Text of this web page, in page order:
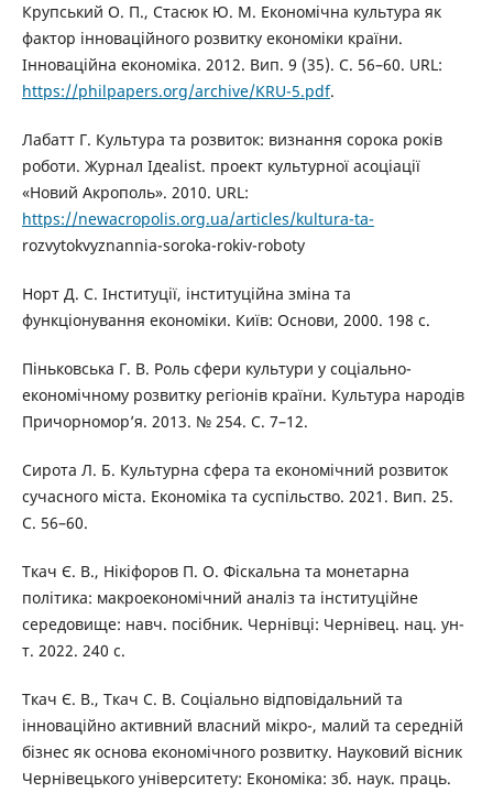
Крупський О. П., Стасюк Ю. М. Економічна культура як
фактор інноваційного розвитку економіки країни.
Інноваційна економіка. 2012. Вип. 9 (35). С. 56–60. URL:
https://philpapers.org/archive/KRU-5.pdf.
Лабатт Г. Культура та розвиток: визнання сорока років
роботи. Журнал Ідеаlist. проект культурної асоціації
«Новий Акрополь». 2010. URL:
https://newacropolis.org.ua/articles/kultura-ta-
rozvytokvyznannia-soroka-rokiv-roboty
Норт Д. С. Інституції, інституційна зміна та
функціонування економіки. Київ: Основи, 2000. 198 с.
Піньковська Г. В. Роль сфери культури у соціально-
економічному розвитку регіонів країни. Культура народів
Причорномор’я. 2013. № 254. С. 7–12.
Сирота Л. Б. Культурна сфера та економічний розвиток
сучасного міста. Економіка та суспільство. 2021. Вип. 25.
С. 56–60.
Ткач Є. В., Нікіфоров П. О. Фіскальна та монетарна
політика: макроекономічний аналіз та інституційне
середовище: навч. посібник. Чернівці: Чернівец. нац. ун-
т. 2022. 240 с.
Ткач Є. В., Ткач С. В. Соціально відповідальний та
інноваційно активний власний мікро-, малий та середній
бізнес як основа економічного розвитку. Науковий вісник
Чернівецького університету: Економіка: зб. наук. праць.